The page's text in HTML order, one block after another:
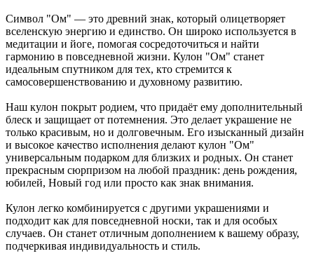
Символ "Ом" — это древний знак, который олицетворяет
вселенскую энергию и единство. Он широко используется в
медитации и йоге, помогая сосредоточиться и найти
гармонию в повседневной жизни. Кулон "Ом" станет
идеальным спутником для тех, кто стремится к
самосовершенствованию и духовному развитию.
Наш кулон покрыт родием, что придаёт ему дополнительный
блеск и защищает от потемнения. Это делает украшение не
только красивым, но и долговечным. Его изысканный дизайн
и высокое качество исполнения делают кулон "Ом"
универсальным подарком для близких и родных. Он станет
прекрасным сюрпризом на любой праздник: день рождения,
юбилей, Новый год или просто как знак внимания.
Кулон легко комбинируется с другими украшениями и
подходит как для повседневной носки, так и для особых
случаев. Он станет отличным дополнением к вашему образу,
подчеркивая индивидуальность и стиль.